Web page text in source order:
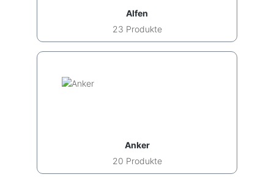
Alfen
23 Produkte
Anker
20 Produkte